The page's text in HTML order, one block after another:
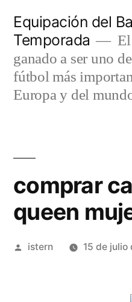
contenido
Equipación del
Temporada
ganado a ser uno
fútbol más
Europa y del
comprar
queen
Publicado
istern 15 de julio